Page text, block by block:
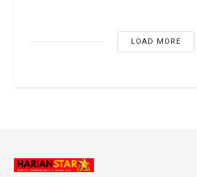
LOAD MORE